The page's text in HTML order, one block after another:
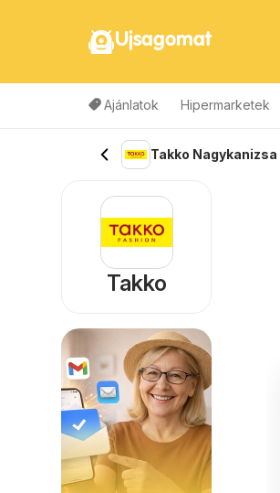
Ujsagomat
Ajánlatok Hipermarketek
Takko Nagykanizsa
Takko